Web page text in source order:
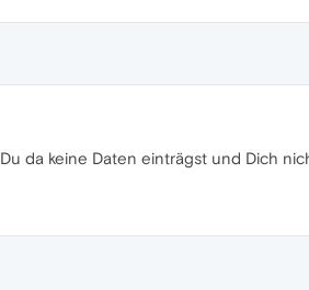
da keine Daten einträgst und Dich